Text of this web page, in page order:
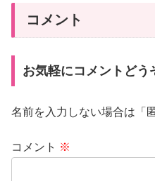
コメント
お気軽にコメントどう
名前を入力しない場合は「
コメント ※